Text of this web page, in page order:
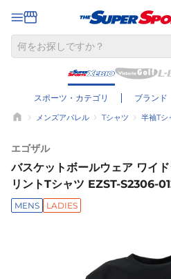
スポーツ・カテゴリ ブランド
メンズアパレル Tシャツ 半袖Tシ
エゴザル
バスケットボールウェア ワイ
リントTシャツ EZST-S2306-
MENS LADIES